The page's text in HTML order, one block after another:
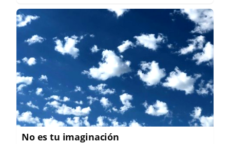
No es tu imaginación